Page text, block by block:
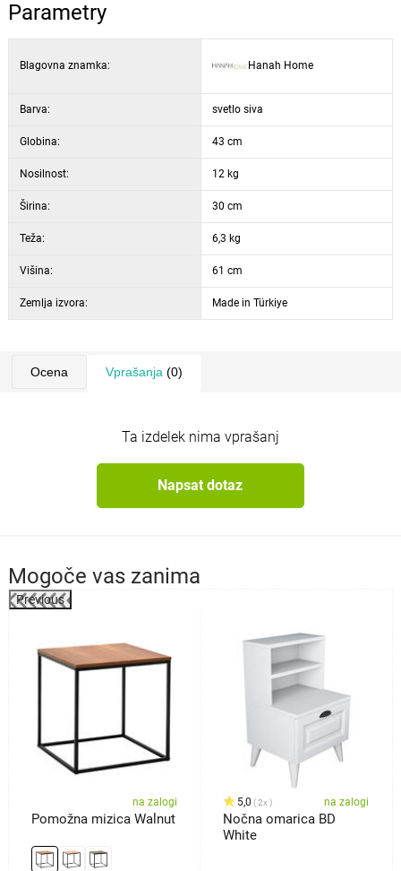
Višina: 61 cm
Barva: bela
Parametry
Blagovna znamka: Hanah Home
Barva: svetlo siva
Globina: 43 cm
Nosilnost: 12 kg
Širina: 30 cm
Teža: 6,3 kg
Višina: 61 cm
Zemlja izvora: Made in Türkiye
Ocena Vprašanja (0)
Ta izdelek nima vprašanj
Napsat dotaz
Mogoče vas zanima
Previous
na zalogi
Pomožna mizica Walnut
5,0 2x na zalogi
Nočna omarica BD
White